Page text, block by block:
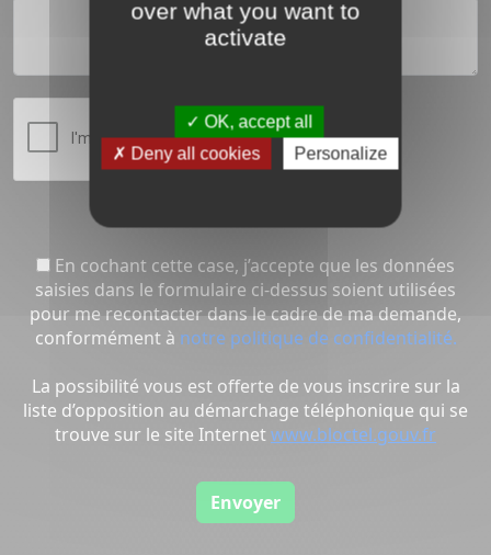
En cochant cette case, j’accepte que les données
saisies dans le formulaire ci-dessus soient utilisées
pour me recontacter dans le cadre de ma demande,
conformément à notre politique de confidentialité.
La possibilité vous est offerte de vous inscrire sur la
liste d’opposition au démarchage téléphonique qui se
trouve sur le site Internetwww.bloctel.gouv.fr
Envoyer
over what you want to
activate
OK, accept all
Deny all cookies
Personalize